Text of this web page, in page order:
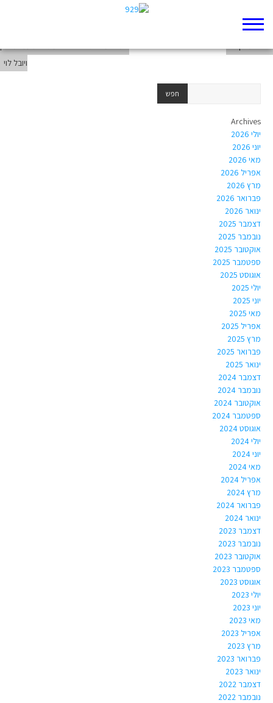
ועוד משהו קטן על פרשת השבוע 'ויקהל' לחובבי עירוניות, שכונות וקהילות.
ויובל לוי
Archives
יולי 2026
יוני 2026
מאי 2026
אפריל 2026
מרץ 2026
פברואר 2026
ינואר 2026
דצמבר 2025
נובמבר 2025
אוקטובר 2025
ספטמבר 2025
אוגוסט 2025
יולי 2025
יוני 2025
מאי 2025
אפריל 2025
מרץ 2025
פברואר 2025
ינואר 2025
דצמבר 2024
נובמבר 2024
אוקטובר 2024
ספטמבר 2024
אוגוסט 2024
יולי 2024
יוני 2024
מאי 2024
אפריל 2024
מרץ 2024
פברואר 2024
ינואר 2024
דצמבר 2023
נובמבר 2023
אוקטובר 2023
ספטמבר 2023
אוגוסט 2023
יולי 2023
יוני 2023
מאי 2023
אפריל 2023
מרץ 2023
פברואר 2023
ינואר 2023
דצמבר 2022
נובמבר 2022